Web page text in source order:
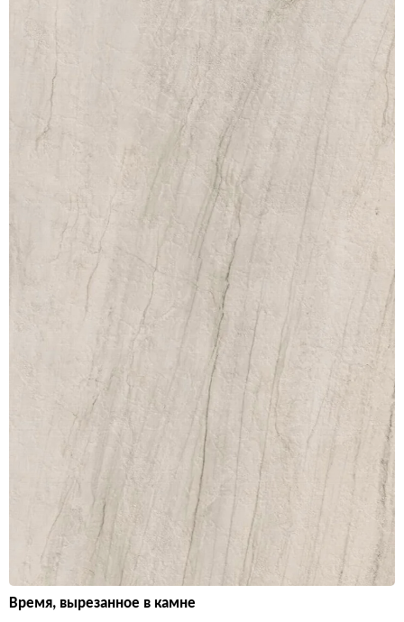
Время, вырезанное в камне